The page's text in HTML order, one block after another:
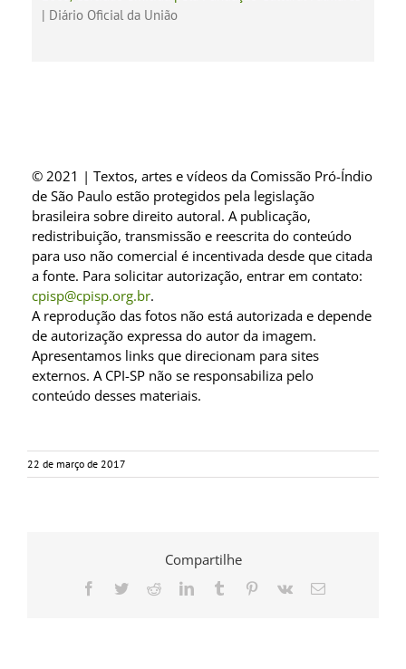
| Diário Oficial da União
© 2021 | Textos, artes e vídeos da Comissão Pró-Índio
de São Paulo estão protegidos pela legislação
brasileira sobre direito autoral. A publicação,
redistribuição, transmissão e reescrita do conteúdo
para uso não comercial é incentivada desde que citada
a fonte. Para solicitar autorização, entrar em contato:
cpisp@cpisp.org.br.
A reprodução das fotos não está autorizada e depende
de autorização expressa do autor da imagem.
Apresentamos links que direcionam para sites
externos. A CPI-SP não se responsabiliza pelo
conteúdo desses materiais.
22 de março de 2017
Compartilhe
Facebook
TwitterRedditLinkedInTumblr Pinterest
Vk
E-